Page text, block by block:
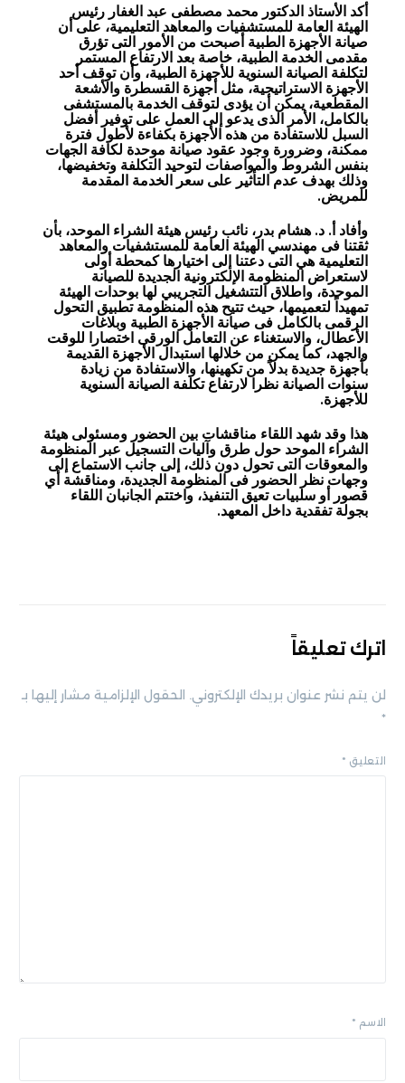
أكد الأستاذ الدكتور محمد مصطفى عبد الغفار رئيس
الهيئة العامة للمستشفيات والمعاهد التعليمية، على أن
صيانة الأجهزة الطبية أصبحت من الأمور التى تؤرق
مقدمى الخدمة الطبية، خاصة بعد الارتفاع المستمر
لتكلفة الصيانة السنوية للأجهزة الطبية، وأن توقف أحد
الأجهزة الاستراتيجية، مثل أجهزة القسطرة والأشعة
المقطعية، يمكن أن يؤدى لتوقف الخدمة بالمستشفى
بالكامل، الأمر الذى يدعو إلى العمل على توفير أفضل
السبل للاستفادة من هذه الأجهزة بكفاءة لأطول فترة
ممكنة، وضرورة وجود عقود صيانة موحدة لكافة الجهات
بنفس الشروط والمواصفات لتوحيد التكلفة وتخفيضها،
وذلك بهدف عدم التأثير على سعر الخدمة المقدمة
للمريض.
وأفاد أ. د. هشام بدر، نائب رئيس هيئة الشراء الموحد، بأن
ثقتنا فى مهندسي الهيئة العامة للمستشفيات والمعاهد
التعليمية هي التى دعتنا إلى اختيارها كمحطة أولى
لاستعراض المنظومة الإلكترونية الجديدة للصيانة
الموحدة، واطلاق التتشغيل التجريبي لها بوحدات الهيئة
تمهيداً لتعميمها، حيث تتيح هذه المنظومة تطبيق التحول
الرقمى بالكامل فى صيانة الأجهزة الطبية وبلاغات
الأعطال، والاستغناء عن التعامل الورقى اختصارا للوقت
والجهد، كما يمكن من خلالها استبدال الأجهزة القديمة
بأجهزة جديدة بدلاً من تكهينها، والاستفادة من زيادة
سنوات الصيانة نظرا لارتفاع تكلفة الصيانة السنوية
للأجهزة.
هذا وقد شهد اللقاء مناقشات بين الحضور ومسئولى هيئة
الشراء الموحد حول طرق وآليات التسجيل عبر المنظومة
والمعوقات التى تحول دون ذلك، إلى جانب الاستماع إلى
وجهات نظر الحضور فى المنظومة الجديدة، ومناقشة أي
قصور أو سلبيات تعيق التنفيذ، واختتم الجانبان اللقاء
بجولة تفقدية داخل المعهد.
اترك تعليقاً
لن يتم نشر عنوان بريدك الإلكتروني. الحقول الإلزامية مشار إليها بـ
*
التعليق *
الاسم *